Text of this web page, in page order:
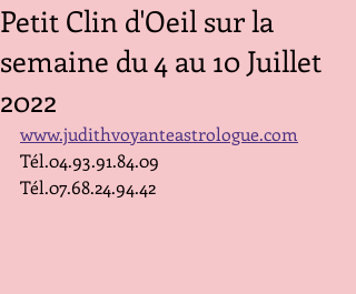
Petit Clin d'Oeil sur la
semaine du 4 au 10 Juillet
2022
www.judithvoyanteastrologue.com
Tél.04.93.91.84.09
Tél.07.68.24.94.42